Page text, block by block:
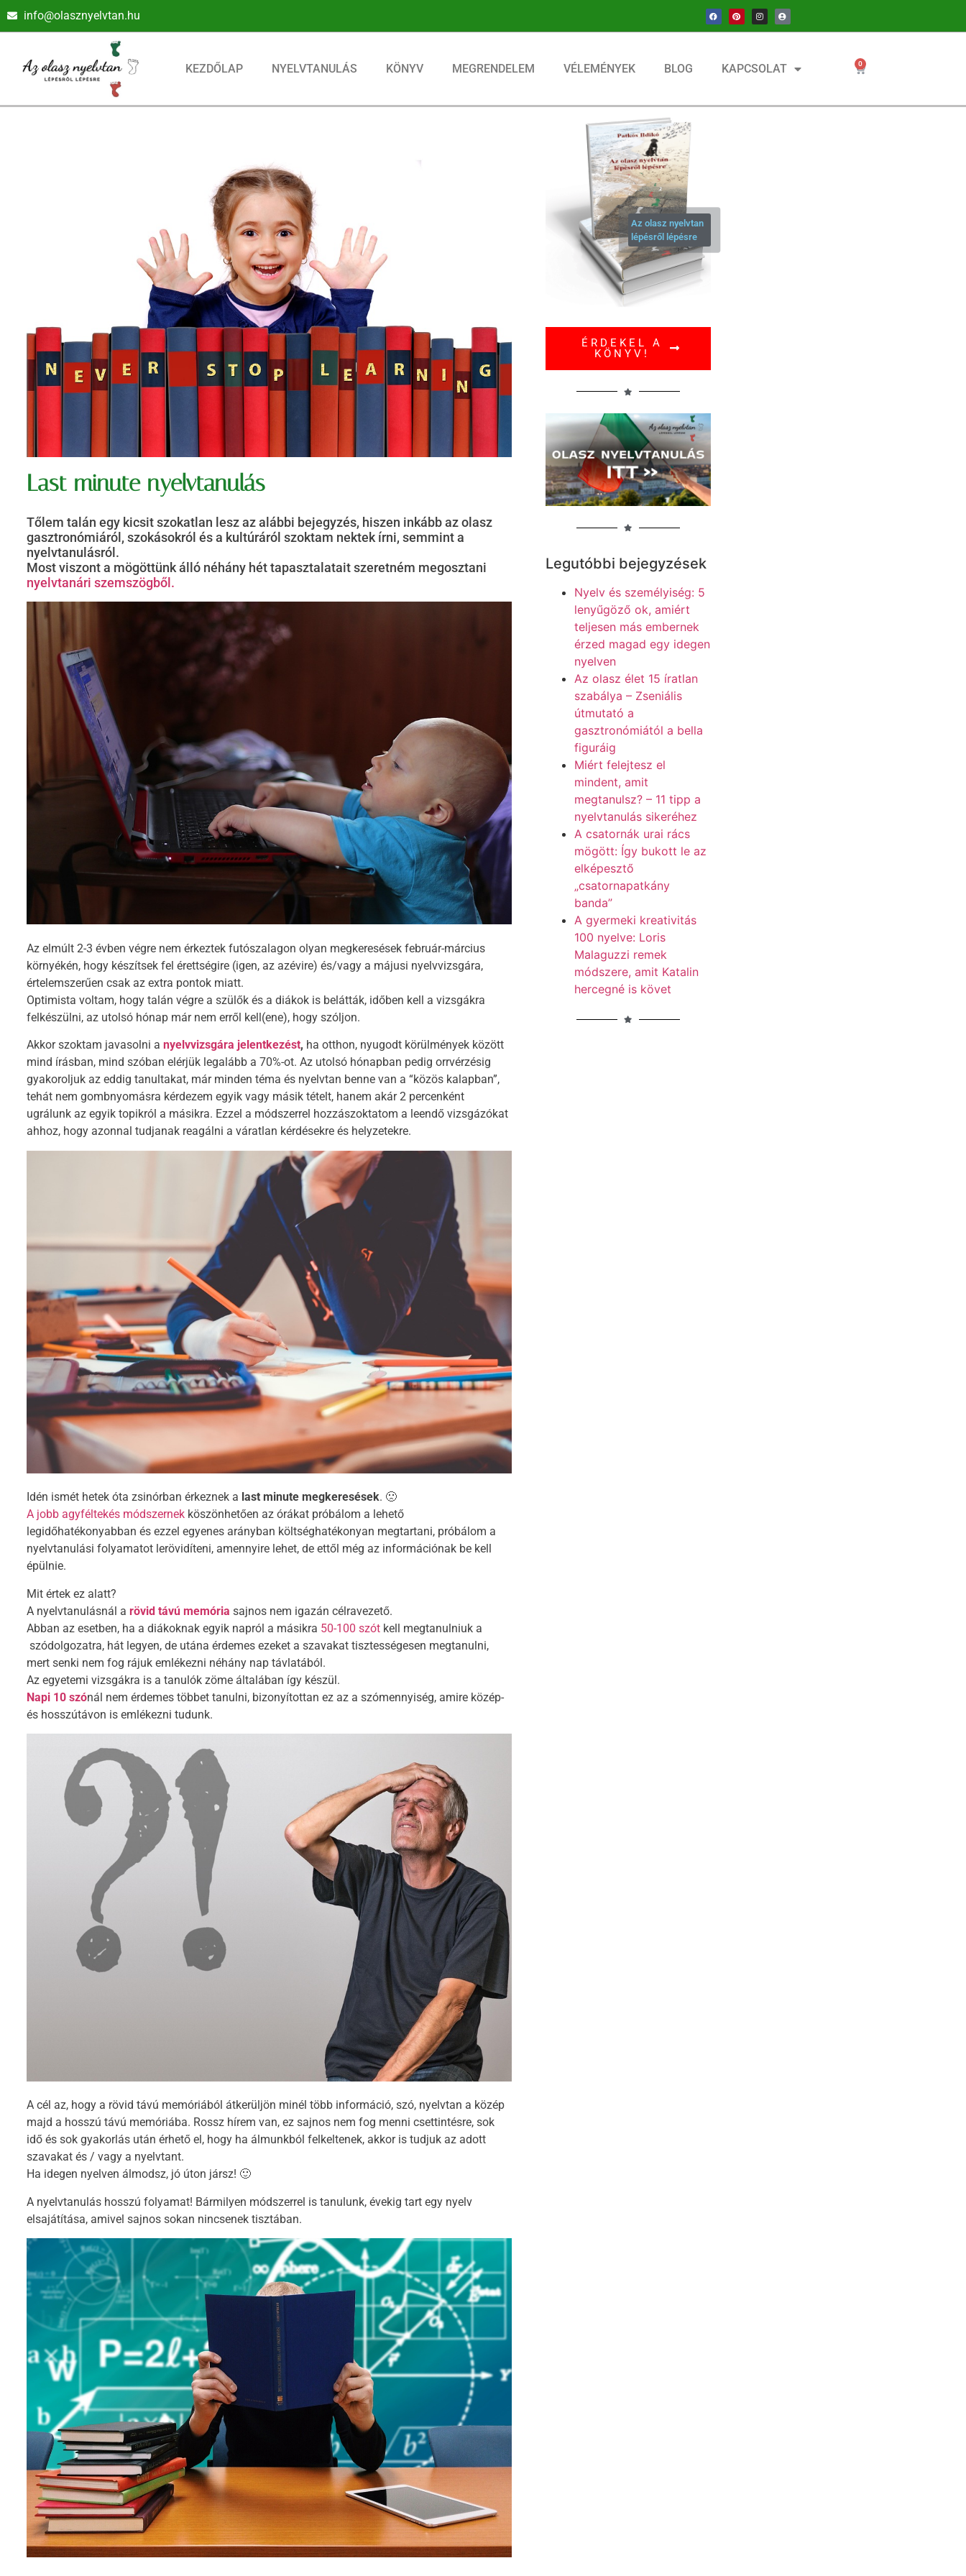
info@olasznyelvtan.hu
KEZDŐLAP NYELVTANULÁS KÖNYV MEGRENDELEM VÉLEMÉNYEK BLOG KAPCSOLAT 0
Last minute nyelvtanulás
Tőlem talán egy kicsit szokatlan lesz az alábbi bejegyzés, hiszen inkább az olasz
gasztronómiáról, szokásokról és a kultúráról szoktam nektek írni, semmint a
nyelvtanulásról.
Most viszont a mögöttünk álló néhány hét tapasztalatait szeretném megosztani
nyelvtanári szemszögből.
Az elmúlt 2-3 évben végre nem érkeztek futószalagon olyan megkeresések február-március
környékén, hogy készítsek fel érettségire (igen, az azévire) és/vagy a májusi nyelvvizsgára,
értelemszerűen csak az extra pontok miatt.
Optimista voltam, hogy talán végre a szülők és a diákok is belátták, időben kell a vizsgákra
felkészülni, az utolsó hónap már nem erről kell(ene), hogy szóljon.
Akkor szoktam javasolni anyelvvizsgára jelentkezést, ha otthon, nyugodt körülmények között
mind írásban, mind szóban elérjük legalább a 70%-ot. Az utolsó hónapban pedig orrvérzésig
gyakoroljuk az eddig tanultakat, már minden téma és nyelvtan benne van a “közös kalapban”,
tehát nem gombnyomásra kérdezem egyik vagy másik tételt, hanem akár 2 percenként
ugrálunk az egyik topikról a másikra. Ezzel a módszerrel hozzászoktatom a leendő vizsgázókat
ahhoz, hogy azonnal tudjanak reagálni a váratlan kérdésekre és helyzetekre.
Idén ismét hetek óta zsinórban érkeznek a last minute megkeresések. 🙁
A jobb agyféltekés módszernek köszönhetően az órákat próbálom a lehető
legidőhatékonyabban és ezzel egyenes arányban költséghatékonyan megtartani, próbálom a
nyelvtanulási folyamatot lerövidíteni, amennyire lehet, de ettől még az információnak be kell
épülnie.
Mit értek ez alatt?
A nyelvtanulásnál arövid távú memória sajnos nem igazán célravezető.
Abban az esetben, ha a diákoknak egyik napról a másikra 50-100 szót kell megtanulniuk a
szódolgozatra, hát legyen, de utána érdemes ezeket a szavakat tisztességesen megtanulni,
mert senki nem fog rájuk emlékezni néhány nap távlatából.
Az egyetemi vizsgákra is a tanulók zöme általában így készül.
Napi 10 szónál nem érdemes többet tanulni, bizonyítottan ez az a szómennyiség, amire közép-
és hosszútávon is emlékezni tudunk.
A cél az, hogy a rövid távú memóriából átkerüljön minél több információ, szó, nyelvtan a közép
majd a hosszú távú memóriába. Rossz hírem van, ez sajnos nem fog menni csettintésre, sok
idő és sok gyakorlás után érhető el, hogy ha álmunkból felkeltenek, akkor is tudjuk az adott
szavakat és / vagy a nyelvtant.
Ha idegen nyelven álmodsz, jó úton jársz! 🙂
A nyelvtanulás hosszú folyamat! Bármilyen módszerrel is tanulunk, évekig tart egy nyelv
elsajátítása, amivel sajnos sokan nincsenek tisztában.
Az olasz nyelvtan
lépésről lépésre
ÉRDEKEL A
KÖNYV!
Legutóbbi bejegyzések
Nyelv és személyiség: 5
lenyűgöző ok, amiért
teljesen más embernek
érzed magad egy idegen
nyelven
Az olasz élet 15 íratlan
szabálya – Zseniális
útmutató a
gasztronómiától a bella
figuráig
Miért felejtesz el
mindent, amit
megtanulsz? – 11 tipp a
nyelvtanulás sikeréhez
A csatornák urai rács
mögött: Így bukott le az
elképesztő
„csatornapatkány
banda”
A gyermeki kreativitás
100 nyelve: Loris
Malaguzzi remek
módszere, amit Katalin
hercegné is követ